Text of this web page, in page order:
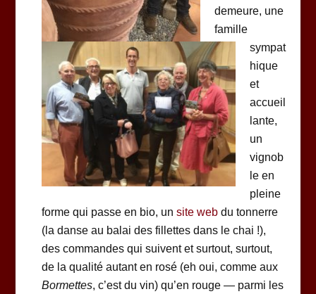
demeure, une
famille
sympat
hique
et
accueil
lante,
un
vignob
le en
pleine
forme qui passe en bio, un site webdu tonnerre
(la danse au balai des fillettes dans le chai !),
des commandes qui suivent et surtout, surtout,
de la qualité autant en rosé (eh oui, comme aux
Bormettes, c’est du vin) qu’en rouge — parmi les